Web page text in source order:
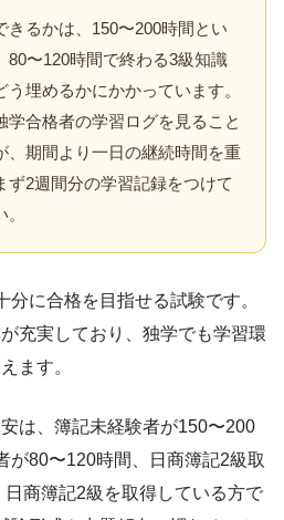
きるかは、150〜200時間とい
80〜120時間で終わる3級知識
う埋めるかにかかっています。
学合格者の学習ログを見ること
、期間より一日の継続時間を重
ず2週間分の学習記録をつけて
に合格を目指せる試験です。
充実しており、独学でも学習環
ます。
は、簿記未経験者が150〜200
が80〜120時間、日商簿記2級取
商簿記2級を取得している方で